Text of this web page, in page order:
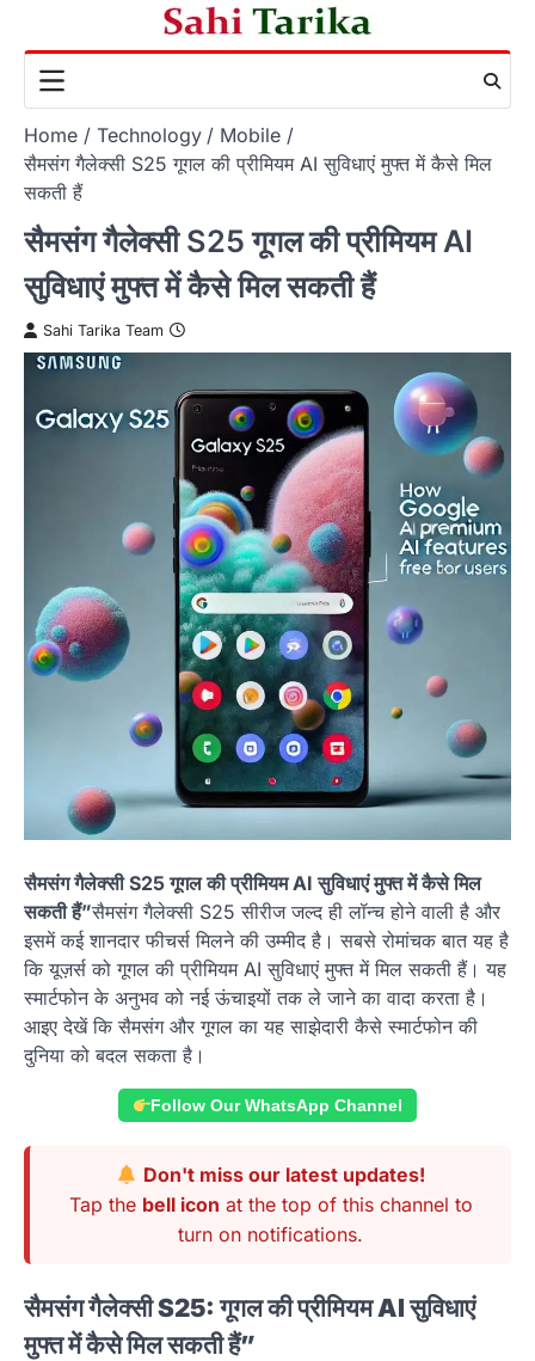
content
Home Technology
Mobile
सैमसंग गैलेक्सी S25 गूगल की प्रीमियम AI सुविधाएं मुफ्त में कैसे मिल
सकती हैं
सैमसंग गैलेक्सी S25 गूगल की प्रीमियम AI
सुविधाएं मुफ्त में कैसे मिल सकती हैं
Sahi Tarika Team
सैमसंग गैलेक्सी S25 गूगल की प्रीमियम AI सुविधाएं मुफ्त में कैसे मिल
सकती हैं”सैमसंग गैलेक्सी S25 सीरीज जल्द ही लॉन्च होने वाली है और
इसमें कई शानदार फीचर्स मिलने की उम्मीद है। सबसे रोमांचक बात यह है
कि यूज़र्स को गूगल की प्रीमियम AI सुविधाएं मुफ्त में मिल सकती हैं। यह
स्मार्टफोन के अनुभव को नई ऊंचाइयों तक ले जाने का वादा करता है।
आइए देखें कि सैमसंग और गूगल का यह साझेदारी कैसे स्मार्टफोन की
दुनिया को बदल सकता है।
Follow Our WhatsApp Channel
Don't miss our latest updates!
Tap the bell icon at the top of this channel to
turn on notifications.
सैमसंग गैलेक्सी S25: गूगल की प्रीमियम AI सुविधाएं
मुफ्त में कैसे मिल सकती हैं”